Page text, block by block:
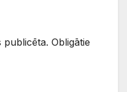
publicēta. Obligātie